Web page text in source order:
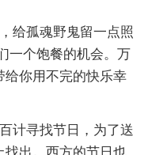
给孤魂野鬼留一点照
一个饱餐的机会。万
给你用不完的快乐幸
计寻找节日，为了送